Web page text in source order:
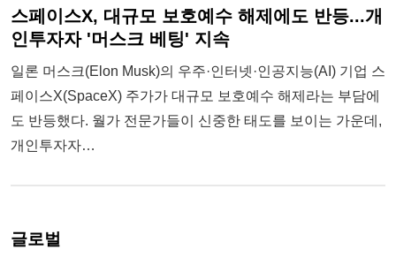
스페이스X, 대규모 보호예수 해제에도 반등...개
인투자자 '머스크 베팅' 지속
일론 머스크(Elon Musk)의 우주·인터넷·인공지능(AI) 기업 스
페이스X(SpaceX) 주가가 대규모 보호예수 해제라는 부담에
도 반등했다. 월가 전문가들이 신중한 태도를 보이는 가운데,
개인투자자…
글로벌